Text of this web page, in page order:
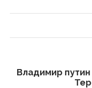
Владимир